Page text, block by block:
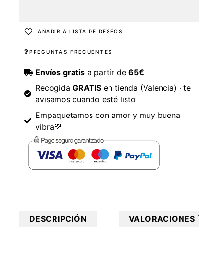
AÑADIR A LISTA DE DESEOS
PREGUNTAS FRECUENTES
Envíos gratisa partir de 65€
Recogida GRATISen tienda (Valencia) · te
avisamos cuando esté listo
Empaquetamos con amor y muy buena
vibra💜
DESCRIPCIÓN VALORACIONES 1